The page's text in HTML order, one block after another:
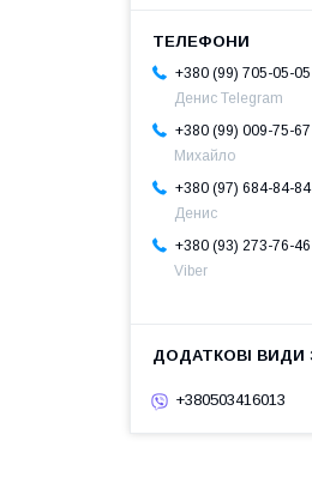
+380 (99) 705-05-05
Денис Telegram
+380 (99) 009-75-67
Михайло
+380 (97) 684-84-84
Денис
+380 (93) 273-76-46
Viber
+380503416013